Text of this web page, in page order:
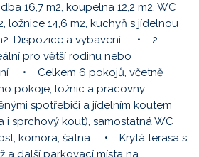
16,7 m2, koupelna 12,2 m2, WC
ložnice 14,6 m2, kuchyň s jídelnou
Dispozice a vybavení: • 2
pro větší rodinu nebo
• Celkem 6 pokojů, včetně
pokoje, ložnic a pracovny
spotřebiči a jídelním koutem
sprchový kout), samostatná WC
komora, šatna • Krytá terasa s
další parkovací místa na